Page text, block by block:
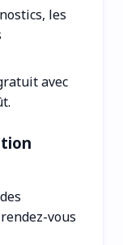
les
avec
vous